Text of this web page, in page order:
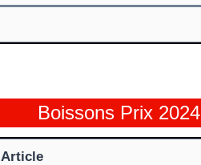
Boissons Prix 2024
Article